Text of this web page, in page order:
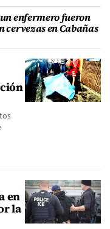
enfermero fueron
cervezas en Cabañas
en
la